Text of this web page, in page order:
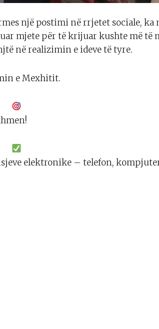
një postimi në rrjetet sociale, ka
mjete për të krijuar kushte më të
në realizimin e ideve të tyre.
e Mexhitit.
elektronike – telefon,